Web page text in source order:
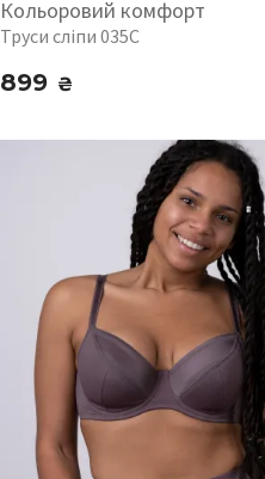
Кольоровий комфорт
Труси сліпи 035C
899 ₴